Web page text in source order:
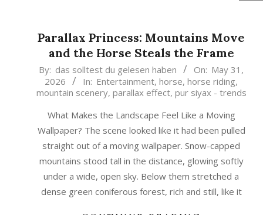
Parallax Princess: Mountains Move
and the Horse Steals the Frame
2026-
05-
31
By: das solltest du gelesen haben On: May 31,
2026
In: Entertainment, horse, horse riding,
mountain scenery, parallax effect, pur siyax - trends
What Makes the Landscape Feel Like a Moving
Wallpaper? The scene looked like it had been pulled
straight out of a moving wallpaper. Snow-capped
mountains stood tall in the distance, glowing softly
under a wide, open sky. Below them stretched a
dense green coniferous forest, rich and still, like it